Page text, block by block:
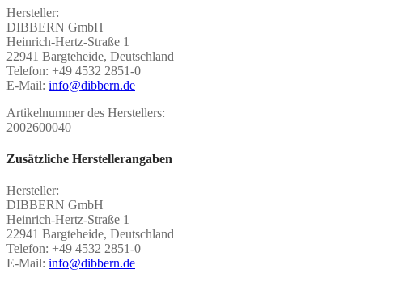
Hersteller:
DIBBERN GmbH
Heinrich-Hertz-Straße 1
22941 Bargteheide, Deutschland
Telefon: +49 4532 2851-0
E-Mail: info@dibbern.de
Artikelnummer des Herstellers:
2002600040
Zusätzliche Herstellerangaben
Hersteller:
DIBBERN GmbH
Heinrich-Hertz-Straße 1
22941 Bargteheide, Deutschland
Telefon: +49 4532 2851-0
E-Mail: info@dibbern.de